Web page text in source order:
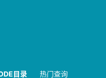
目录 热门查询